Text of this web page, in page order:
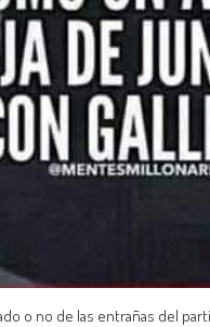
o no de las entrañas del